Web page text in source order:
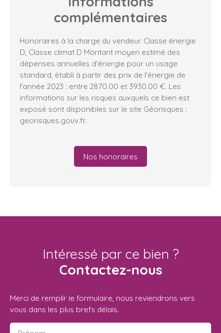
complémentaires
Honoraires à la charge du vendeur. Classe énergie
D, Classe climat D Montant moyen estimé des
dépenses annuelles d'énergie pour un usage
standard, établi à partir des prix de l'énergie de
l'année 2023 : entre 2870.00 et 3930.00 €. Les
informations sur les risques auxquels ce bien est
exposé sont disponibles sur le site Géorisques :
georisques.gouv.fr.
Nos honoraires
Intéressé par ce bien ?
Contactez-nous
Merci de remplir le formulaire, nous reviendrons vers
vous dans les plus brefs délais.